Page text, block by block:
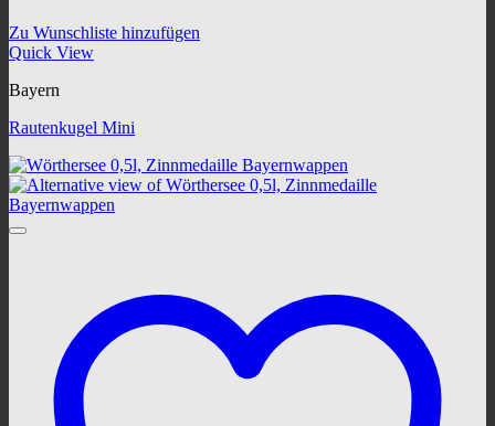
Zu Wunschliste hinzufügen
Quick View
Bayern
Rautenkugel Mini